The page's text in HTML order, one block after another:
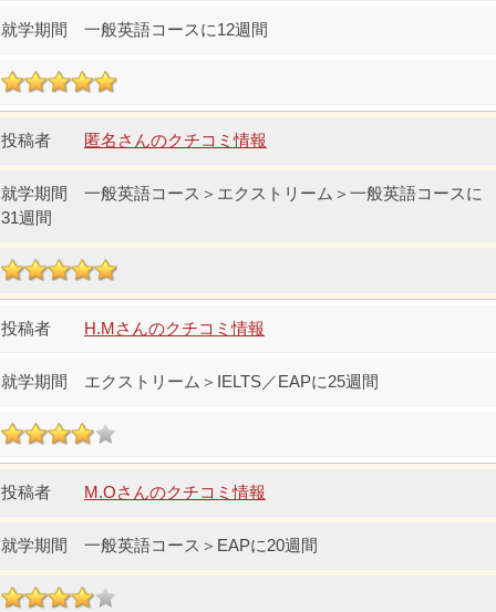
一般英語コースに12週間
匿名さんのクチコミ情報
一般英語コース＞エクストリーム＞一般英語コースに
31週間
H.Mさんのクチコミ情報
エクストリーム＞IELTS／EAPに25週間
M.Oさんのクチコミ情報
一般英語コース＞EAPに20週間